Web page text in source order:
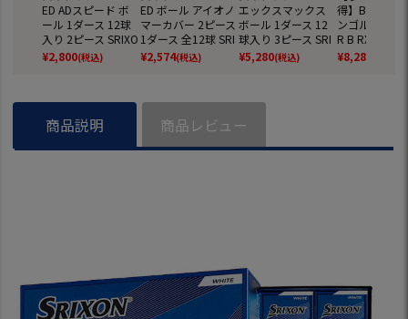
ED ADスピード ボ
ール 1ダース 12球
入り 2ピース SRIXO
N ゴルフ ボール 日
本正規品 2026年モ
¥2,800(税込)
ED ボール アイオノ
マーカバー 2ピース
1ダース 全12球 SRI
XON 日本正規品
¥2,574(税込)
エックスマックス
ボール 1ダース 12
球入り 3ピース SRI
XON ゴルフ ボール
日本正規品 2026年
¥5,280(税込)
得】BS ブリ
ンゴルフ
R B RX ツア
ゴルフボール
年モデル 2ダ
¥8,280
商品説明 商品レビュー